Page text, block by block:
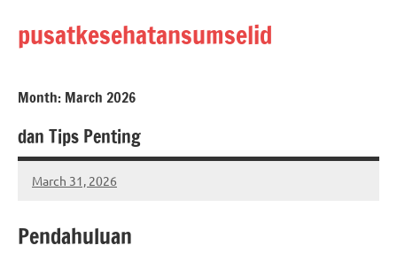
pusatkesehatansumselid
Month: March 2026
dan Tips Penting
March 31, 2026
admin
Pendahuluan